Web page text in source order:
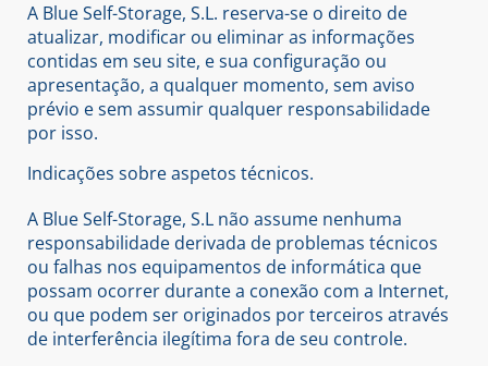
A Blue Self-Storage, S.L. reserva-se o direito de
atualizar, modificar ou eliminar as informações
contidas em seu site, e sua configuração ou
apresentação, a qualquer momento, sem aviso
prévio e sem assumir qualquer responsabilidade
por isso.
Indicações sobre aspetos técnicos.
A Blue Self-Storage, S.L não assume nenhuma
responsabilidade derivada de problemas técnicos
ou falhas nos equipamentos de informática que
possam ocorrer durante a conexão com a Internet,
ou que podem ser originados por terceiros através
de interferência ilegítima fora de seu controle.